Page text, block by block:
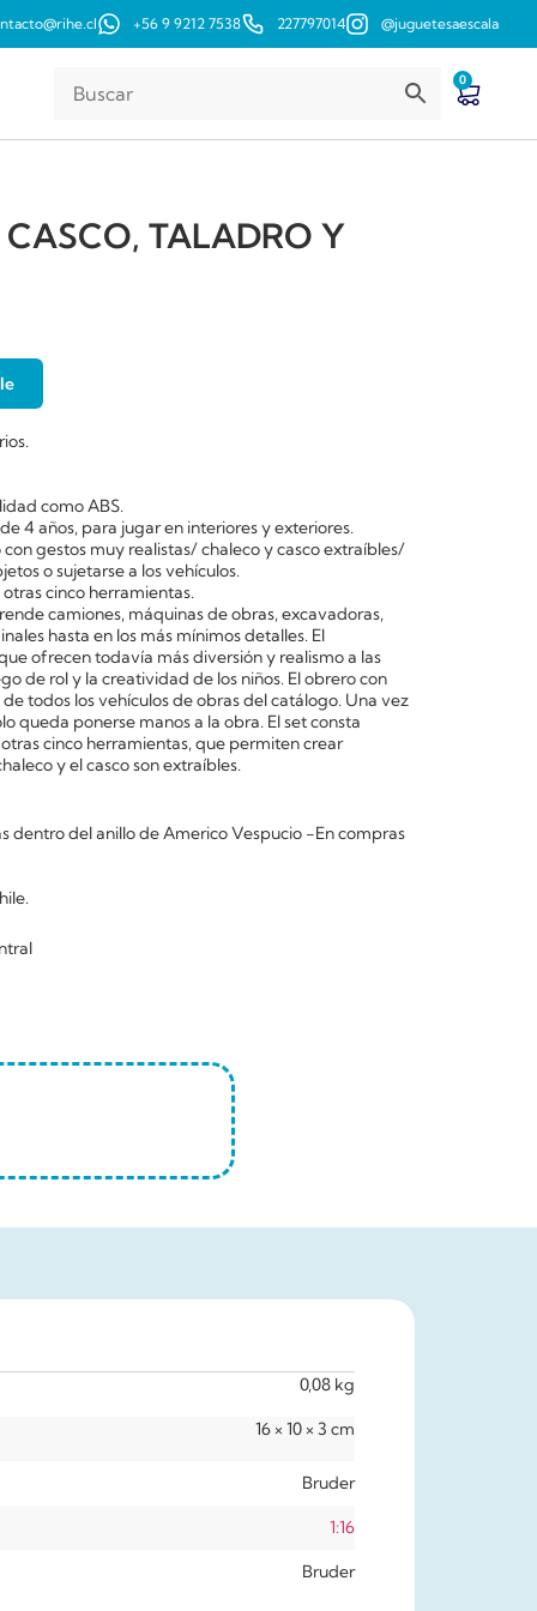
+56 9 9212 7538 227797014 @juguetesaescala
0
TALADRO Y
como ABS.
4 años, para jugar en interiores y exteriores.
gestos muy realistas/ chaleco y casco extraíbles/
o sujetarse a los vehículos.
cinco herramientas.
camiones, máquinas de obras, excavadoras,
hasta en los más mínimos detalles. El
ofrecen todavía más diversión y realismo a las
de rol y la creatividad de los niños. El obrero con
todos los vehículos de obras del catálogo. Una vez
queda ponerse manos a la obra. El set consta
cinco herramientas, que permiten crear
y el casco son extraíbles.
dentro del anillo de Americo Vespucio -En compras
0,08 kg
16 × 10 × 3 cm
Bruder
1:16
Bruder